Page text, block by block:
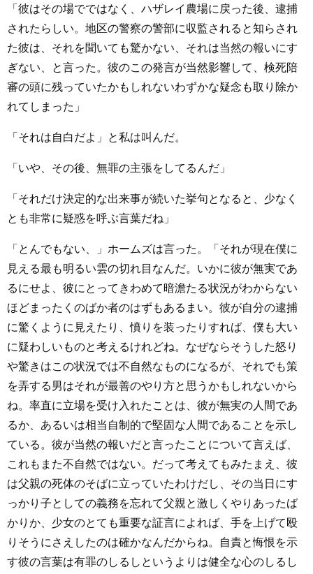
「彼はその場でではなく、ハザレイ農場に戻った後、逮捕
されたらしい。地区の警察の警部に収監されると知らされ
た彼は、それを聞いても驚かない、それは当然の報いにす
ぎない、と言った。彼のこの発言が当然影響して、検死陪
審の頭に残っていたかもしれないわずかな疑念も取り除か
れてしまった」
「それは自白だよ」と私は叫んだ。
「いや、その後、無罪の主張をしてるんだ」
「それだけ決定的な出来事が続いた挙句となると、少なく
とも非常に疑惑を呼ぶ言葉だね」
「とんでもない、」ホームズは言った。「それが現在僕に
見える最も明るい雲の切れ目なんだ。いかに彼が無実であ
るにせよ、彼にとってきわめて暗澹たる状況がわからない
ほどまったくのばか者のはずもあるまい。彼が自分の逮捕
に驚くように見えたり、憤りを装ったりすれば、僕も大い
に疑わしいものと考えるけれどね。なぜならそうした怒り
や驚きはこの状況では不自然なものになるが、それでも策
を弄する男はそれが最善のやり方と思うかもしれないから
ね。率直に立場を受け入れたことは、彼が無実の人間であ
るか、あるいは相当自制的で堅固な人間であることを示し
ている。彼が当然の報いだと言ったことについて言えば、
これもまた不自然ではない。だって考えてもみたまえ、彼
は父親の死体のそばに立っていたわけだし、その当日にす
っかり子としての義務を忘れて父親と激しくやりあったば
かりか、少女のとても重要な証言によれば、手を上げて殴
りそうにさえしたのは確かなんだからね。自責と悔恨を示
す彼の言葉は有罪のしるしというよりは健全な心のしるし